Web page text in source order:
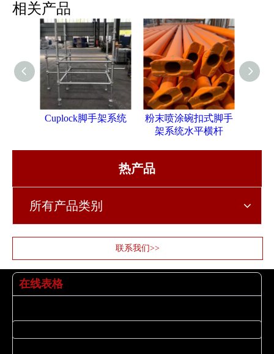
相关产品
Cuplock脚手架系统
粉末喷涂碗扣式脚手
架系统水平横杆
热产品
所有产品类别
联系我们>>
在线表格